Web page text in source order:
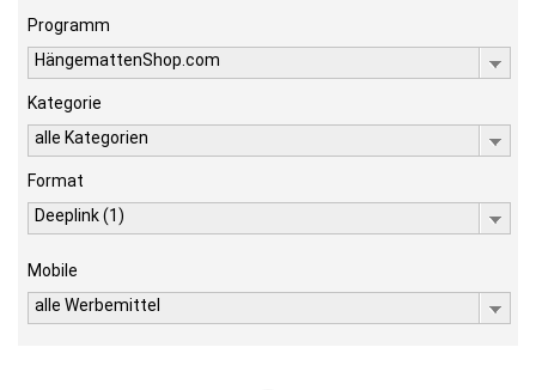
Programm
HängemattenShop.com
Kategorie
alle Kategorien
Format
Deeplink (1)
Mobile
alle Werbemittel